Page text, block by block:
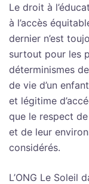
Le droit à
à l’accès
dernier n’est
surtout pour les
déterminismes
de vie d’un
et légitime
que le respect
et de leur
considérés.
L’ONG Le Soleil